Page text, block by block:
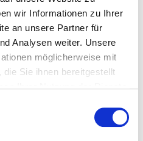
wir Informationen zu Ihrer
an unsere Partner für
Analysen weiter. Unsere
möglicherweise mit
Sie ihnen bereitgestellt
Möbel